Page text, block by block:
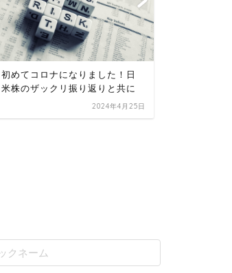
【10/22日米株】相場に警戒信